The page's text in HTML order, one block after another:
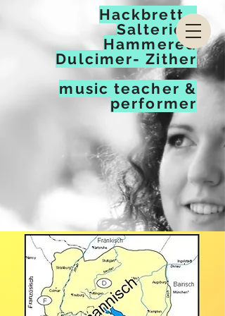
Hackbrett -
Salterio -
Hammered
Dulcimer- Zither
music teacher &
performer